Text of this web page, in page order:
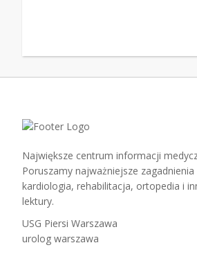
Największe centrum informacji
Poruszamy najważniejsze
kardiologia, rehabilitacja, ortopedia i
lektury.
USG Piersi Warszawa
urolog warszawa